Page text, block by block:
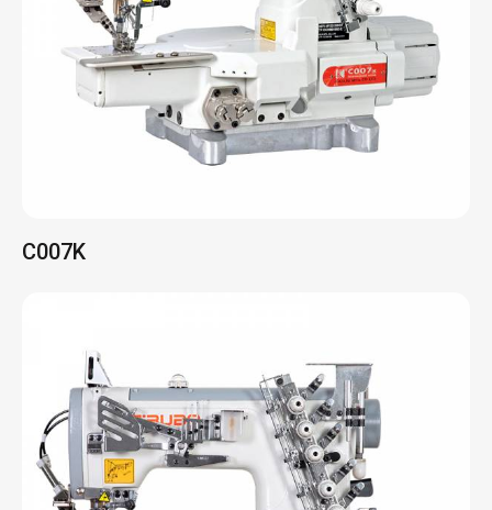
C007K